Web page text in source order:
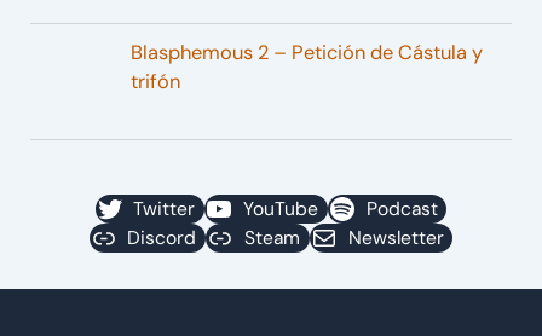
Blasphemous 2 – Petición de Cástula y
trifón
Twitter YouTube
Podcast
Discord
Steam Newsletter